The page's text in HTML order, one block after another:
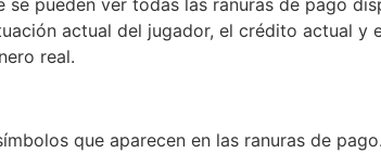
actual del jugador, el crédito actual y
real.
que aparecen en las ranuras de